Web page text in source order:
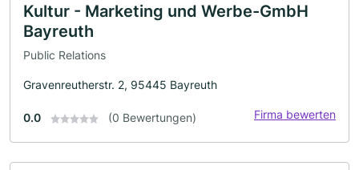
Kultur - Marketing und Werbe-GmbH
Bayreuth
Public Relations
Gravenreutherstr. 2, 95445 Bayreuth
0.0 (0 Bewertungen) Firma bewerten